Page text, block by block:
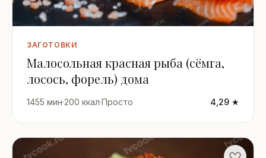
ЗАГОТОВКИ
Малосольная красная рыба (сёмга,
лосось, форель) дома
1455 мин·200 ккал·Просто 4,29 ★